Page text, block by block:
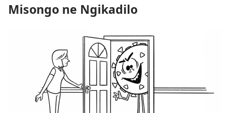
Misongo ne Ngikadilo